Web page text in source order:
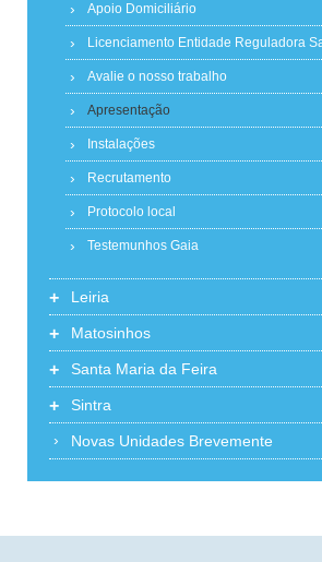
Apoio Domiciliário
Licenciamento Entidade Reguladora
Avalie o nosso trabalho
Apresentação
Instalações
Recrutamento
Protocolo local
Testemunhos Gaia
+ Leiria
+ Matosinhos
+ Santa Maria da Feira
+ Sintra
Novas Unidades Brevemente